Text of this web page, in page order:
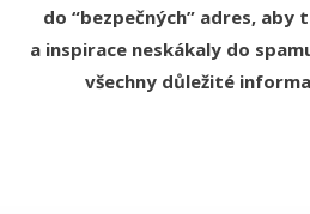
do “bezpečných” adres, aby
a inspirace neskákaly do
všechny důležité